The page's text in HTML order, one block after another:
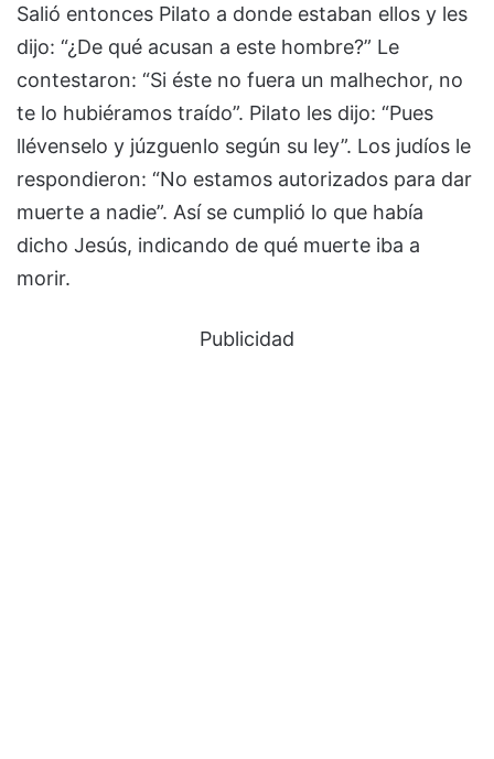
Salió entonces Pilato a donde estaban ellos y les
dijo: “¿De qué acusan a este hombre?” Le
contestaron: “Si éste no fuera un malhechor, no
te lo hubiéramos traído”. Pilato les dijo: “Pues
llévenselo y júzguenlo según su ley”. Los judíos le
respondieron: “No estamos autorizados para dar
muerte a nadie”. Así se cumplió lo que había
dicho Jesús, indicando de qué muerte iba a
morir.
Publicidad